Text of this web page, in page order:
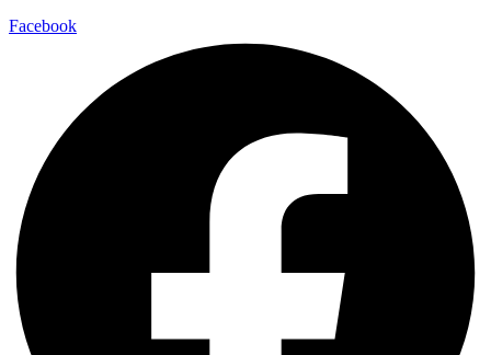
Facebook